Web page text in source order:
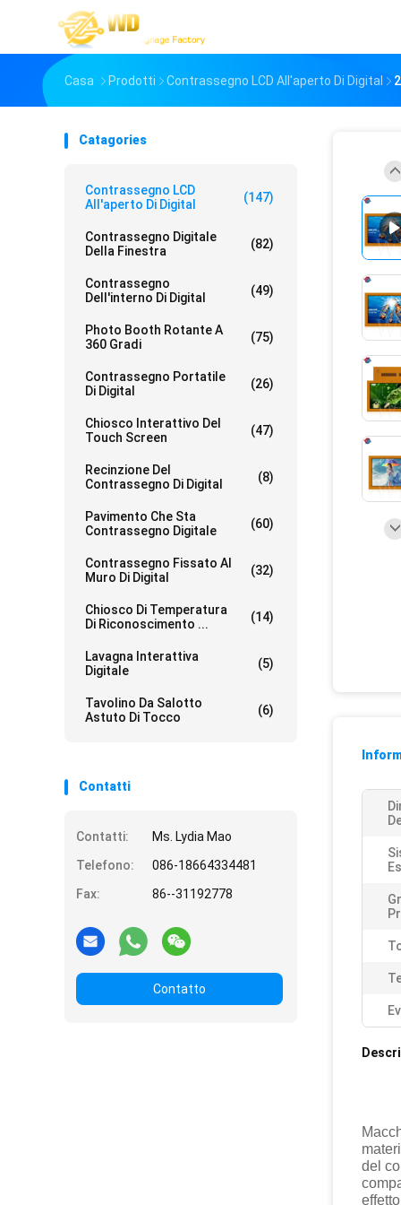
Casa Prodotti Contrassegno LCD All'aperto Di Digital
Catagories
Contrassegno LCD
All'aperto Di Digital
(147)
Contrassegno Digitale
Della Finestra
(82)
Contrassegno
Dell'interno Di Digital
(49)
Photo Booth Rotante A
360 Gradi
(75)
Contrassegno Portatile
Di Digital
(26)
Chiosco Interattivo Del
Touch Screen
(47)
Recinzione Del
Contrassegno Di Digital
(8)
Pavimento Che Sta
Contrassegno Digitale
(60)
Contrassegno Fissato Al
Muro Di Digital
(32)
Chiosco Di Temperatura
Di Riconoscimento ...
(14)
Lavagna Interattiva
Digitale
(5)
Tavolino Da Salotto
Astuto Di Tocco
(6)
Contatti
Contatti:
Ms. Lydia Mao
Telefono:
086-18664334481
Fax:
86--31192778
Contatto
del